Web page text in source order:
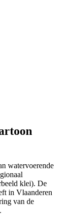
watervoerende
klei). De
in Vlaanderen
van de